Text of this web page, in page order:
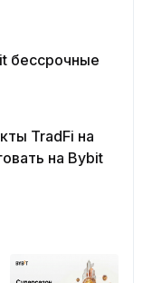
бессрочные
TradFi на
на Bybit